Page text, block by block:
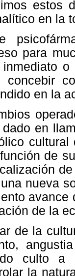
estos
en la
para
concebir
en la
en
de
nueva
de la
de la
culto
la